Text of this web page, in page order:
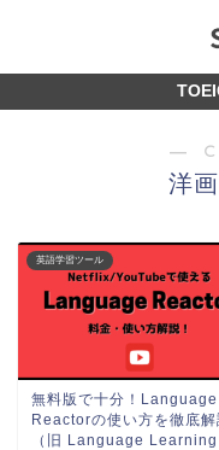
―
洋
英語学習ツール
無料版で十分！Language
Reactorの使い方を徹底解
（旧 Language Learning